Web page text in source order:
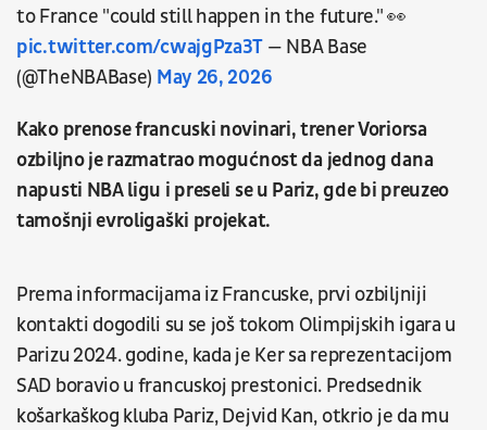
to France "could still happen in the future." 👀
pic.twitter.com/cwajgPza3T — NBA Base
(@TheNBABase) May 26, 2026
Kako prenose francuski novinari, trener Voriorsa
ozbiljno je razmatrao mogućnost da jednog dana
napusti NBA ligu i preseli se u Pariz, gde bi preuzeo
tamošnji evroligaški projekat.
Prema informacijama iz Francuske, prvi ozbiljniji
kontakti dogodili su se još tokom Olimpijskih igara u
Parizu 2024. godine, kada je Ker sa reprezentacijom
SAD boravio u francuskoj prestonici. Predsednik
košarkaškog kluba Pariz, Dejvid Kan, otkrio je da mu